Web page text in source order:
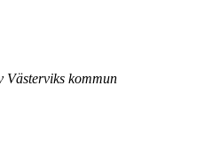
Västerviks kommun